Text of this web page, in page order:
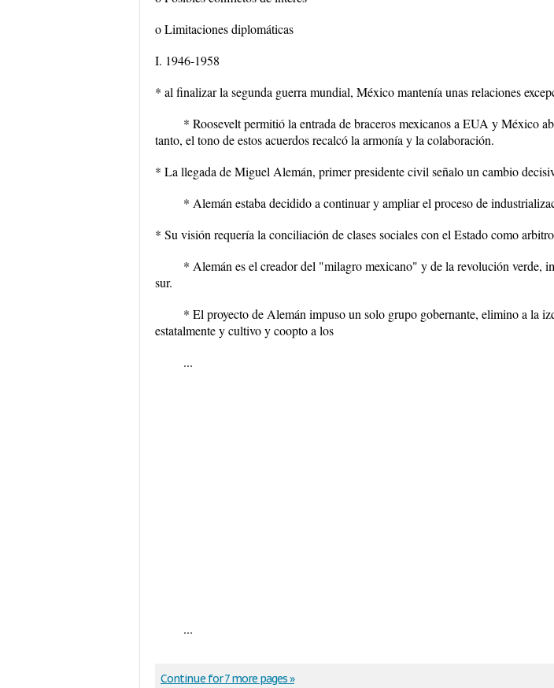
o Limitaciones diplomáticas
I. 1946-1958
* al finalizar la segunda guerra mundial, México mantenía unas relaciones
* Roosevelt permitió la entrada de braceros mexicanos a EUA y México
tanto, el tono de estos acuerdos recalcó la armonía y la colaboración.
* La llegada de Miguel Alemán, primer presidente civil señalo un cambio
* Alemán estaba decidido a continuar y ampliar el proceso de
* Su visión requería la conciliación de clases sociales con el Estado como
* Alemán es el creador del "milagro mexicano" y de la revolución verde,
sur.
* El proyecto de Alemán impuso un solo grupo gobernante, elimino a la
estatalmente y cultivo y coopto a los
...
...
Continue for 7 more pages »